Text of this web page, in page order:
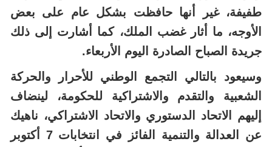
طفيفة، غير أنها حافظت بشكل عام على بعض
الأوجه، ما أثار غضب الملك، كما أشارت إلى ذلك
جريدة الصباح الصادرة اليوم الأربعاء.
وسيعود بالتالي التجمع الوطني للأحرار والحركة
الشعبية والتقدم والاشتراكية للحكومة، لينضاف
إليهم الاتحاد الدستوري والاتحاد الاشتراكي، ناهيك
عن العدالة والتنمية الفائز في انتخابات 7 أكتوبر